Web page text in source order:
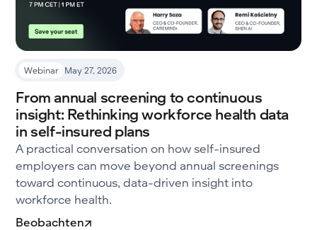
Webinar May 27, 2026
From annual screening to continuous
insight: Rethinking workforce health data
in self-insured plans
A practical conversation on how self-insured
employers can move beyond annual screenings
toward continuous, data-driven insight into
workforce health.
Beobachten